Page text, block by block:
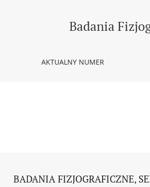
Badania
AKTUALNY NUMER
wybrany to:
BADANIA FIZJOGRAFICZNE,